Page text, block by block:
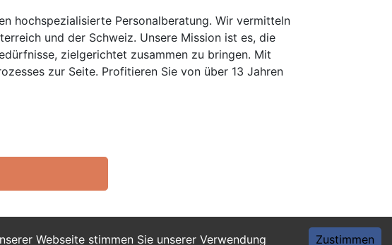
Webseite stimmen Sie unserer Verwendung Zustimmen
hochspezialisierte Personalberatung. Wir vermitteln
und der Schweiz. Unsere Mission ist es, die
zielgerichtet zusammen zu bringen. Mit
zur Seite. Profitieren Sie von über 13 Jahren